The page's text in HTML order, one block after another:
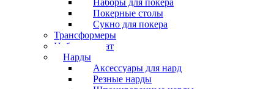
Покерные столы
Сукно для покера
Трансформеры
Набор шахмат
Нарды
Аксессуары для нард
Резные нарды